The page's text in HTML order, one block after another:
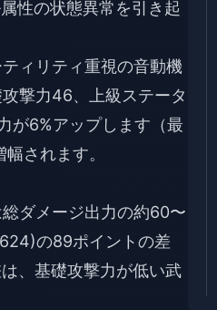
性の状態異常を引き起
ィリティ重視の音動機
撃力46、上級ステータ
が6%アップします（最
されます。
ダメージ出力の約60〜
の89ポイントの差
、基礎攻撃力が低い武